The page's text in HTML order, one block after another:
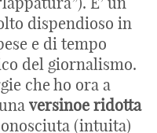
dispendioso in
e di tempo
del giornalismo.
che ho ora a
versinoe ridotta
(intuita)